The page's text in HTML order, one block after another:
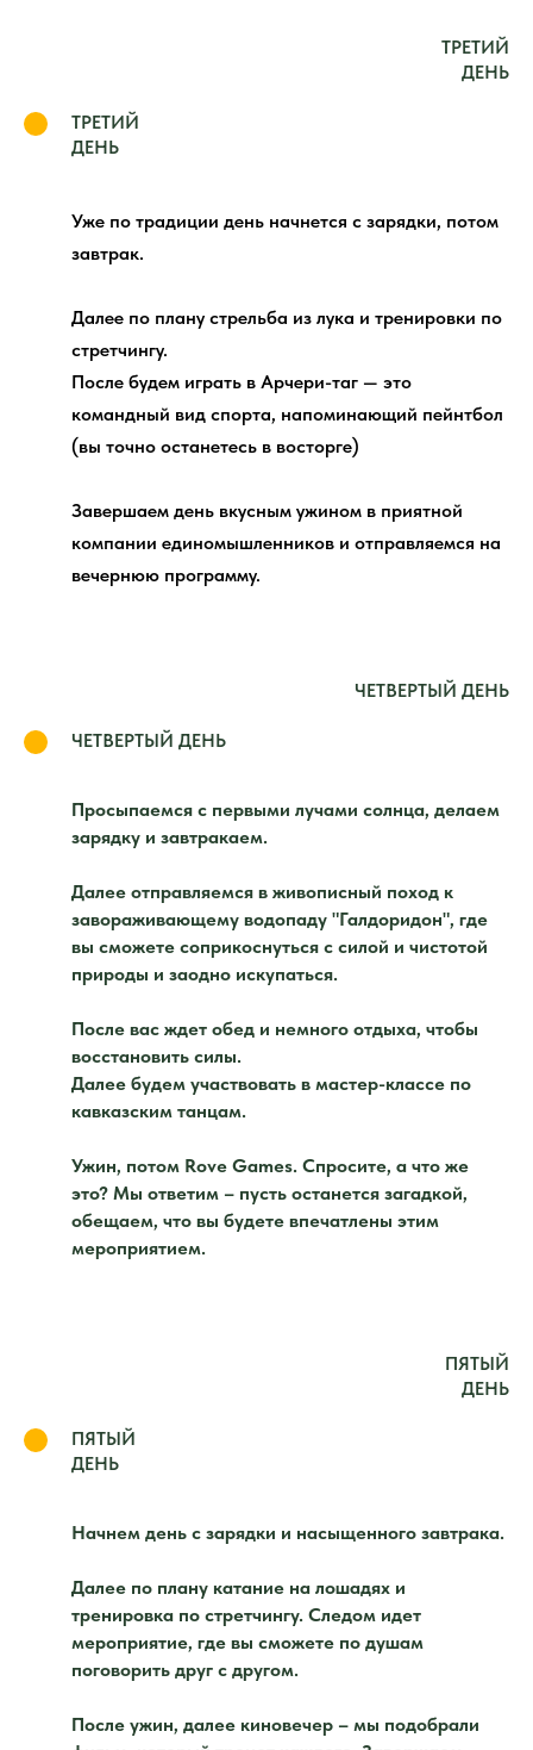
ТРЕТИЙ
ДЕНЬ
ТРЕТИЙ
ДЕНЬ
Уже по традиции день начнется с зарядки, потом
завтрак.
Далее по плану стрельба из лука и тренировки по
стретчингу.
После будем играть в Арчери-таг — это
командный вид спорта, напоминающий пейнтбол
(вы точно останетесь в восторге)
Завершаем день вкусным ужином в приятной
компании единомышленников и отправляемся на
вечернюю программу.
ЧЕТВЕРТЫЙ ДЕНЬ
ЧЕТВЕРТЫЙ ДЕНЬ
Просыпаемся с первыми лучами солнца, делаем
зарядку и завтракаем.
Далее отправляемся в живописный поход к
завораживающему водопаду "Галдоридон", где
вы сможете соприкоснуться с силой и чистотой
природы и заодно искупаться.
После вас ждет обед и немного отдыха, чтобы
восстановить силы.
Далее будем участвовать в мастер-классе по
кавказским танцам.
Ужин, потом Rove Games. Спросите, а что же
это? Мы ответим – пусть останется загадкой,
обещаем, что вы будете впечатлены этим
мероприятием.
ПЯТЫЙ
ДЕНЬ
ПЯТЫЙ
ДЕНЬ
Начнем день с зарядки и насыщенного завтрака.
Далее по плану катание на лошадях и
тренировка по стретчингу. Следом идет
мероприятие, где вы сможете по душам
поговорить друг с другом.
После ужин, далее киновечер – мы подобрали